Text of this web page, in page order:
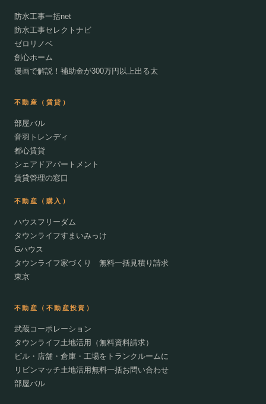
防水工事一括net
防水工事セレクトナビ
ゼロリノベ
創心ホーム
漫画で解説！補助金が300万円以上出る太
不動産（賃貸）
部屋バル
音羽トレンディ
都心賃貸
シェアドアパートメント
賃貸管理の窓口
不動産（購入）
ハウスフリーダム
タウンライフすまいみっけ
Gハウス
タウンライフ家づくり 無料一括見積り請求
東京
不動産（不動産投資）
武蔵コーポレーション
タウンライフ土地活用（無料資料請求）
ビル・店舗・倉庫・工場をトランクルームに
リビンマッチ土地活用無料一括お問い合わせ
部屋バル